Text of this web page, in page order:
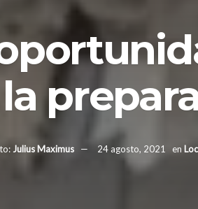
la
Julius Maximus 24 agosto, 2021 en